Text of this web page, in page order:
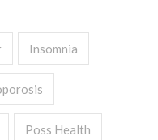
Insomnia
Poss Health